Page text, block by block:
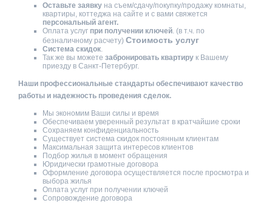
Оставьте заявку на съем/сдачу/покупку/продажу комнаты,
квартиры, коттеджа на сайте и с вами свяжется
персональный агент.
Оплата услуг при получении ключей . (в т.ч. по
безналичному расчету) Стоимость услуг
Система скидок
Так же вы можете забронировать квартиру к Вашему
приезду в Санкт-Петербург.
Наши профессиональные стандарты обеспечивают качество
работы и надежность проведения сделок.
Мы экономим Ваши силы и время
Обеспечиваем уверенный результат в кратчайшие сроки
Сохраняем конфиденциальность
Существует система скидок постоянным клиентам
Максимальная защита интересов клиентов
Подбор жилья в момент обращения
Юридически грамотные договора
Оформление договора осуществляется после просмотра и
выбора жилья
Оплата услуг при получении ключей
Сопровождение договора